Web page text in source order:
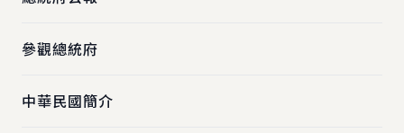
參觀總統府
中華民國簡介